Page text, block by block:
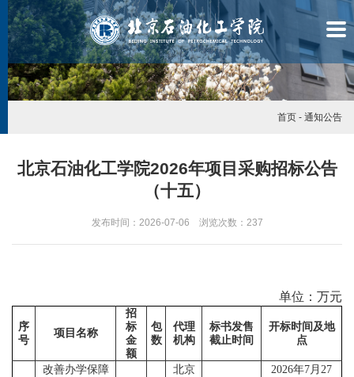
学
校
首页 - 通知公告
北京石油化工学院2026年项目采购招标公告
（十五）
发布时间：2026-07-06 浏览次数： 237
单位：万元
序
号
项目名称
招
标
金
额
包
数
代理
机构
标书发售
截止时间
开标时间及地
点
改善办学保障
北京
2026年7月27